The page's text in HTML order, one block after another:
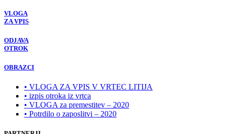
VLOGA
ZA VPIS
ODJAVA
OTROK
OBRAZCI
• VLOGA ZA VPIS V VRTEC LITIJA
• izpis otroka iz vrtca
• VLOGA za premestitev – 2020
• Potrdilo o zaposlitvi – 2020